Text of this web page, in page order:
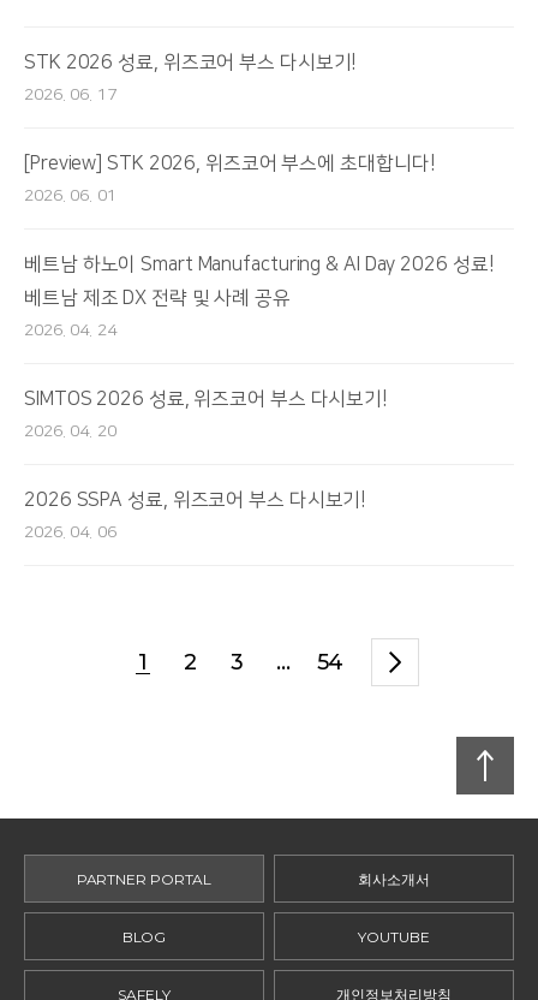
STK 2026 성료, 위즈코어 부스 다시보기!
2026. 06. 17
[Preview] STK 2026, 위즈코어 부스에 초대합니다!
2026. 06. 01
베트남 하노이 Smart Manufacturing & AI Day 2026 성료!
베트남 제조 DX 전략 및 사례 공유
2026. 04. 24
SIMTOS 2026 성료, 위즈코어 부스 다시보기!
2026. 04. 20
2026 SSPA 성료, 위즈코어 부스 다시보기!
2026. 04. 06
1 2 3 ... 54
PARTNER PORTAL 회사소개서
BLOG YOUTUBE
SAFELY 개인정보처리방침